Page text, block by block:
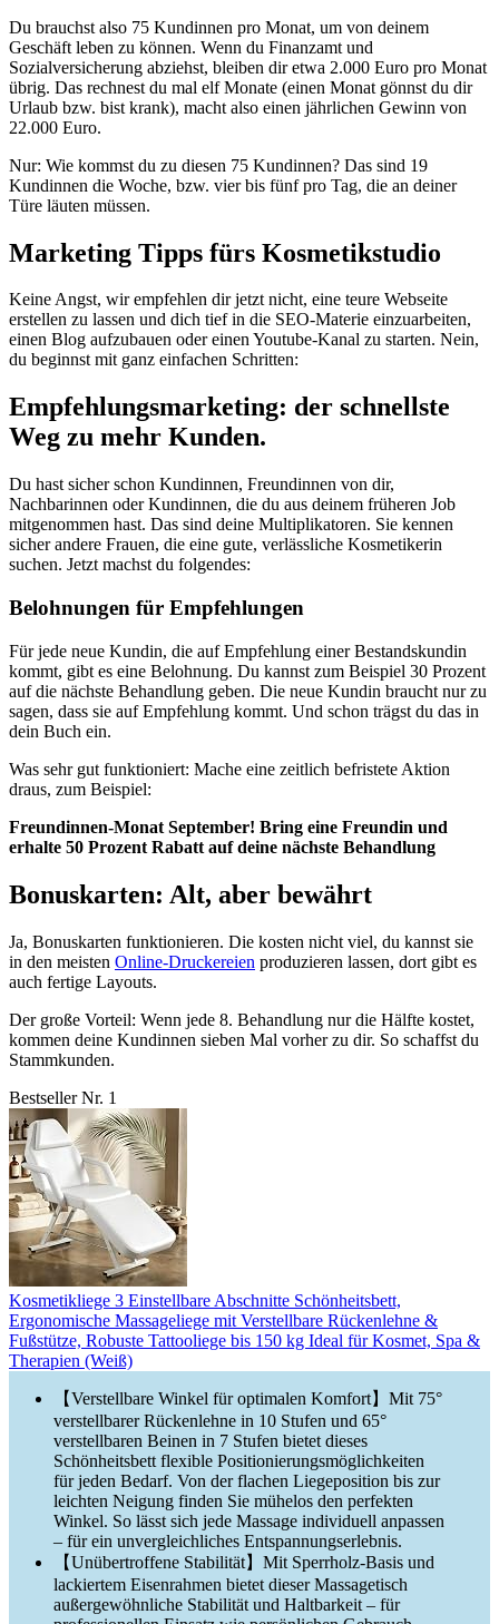
Du brauchst also 75 Kundinnen pro Monat, um von deinem
Geschäft leben zu können. Wenn du Finanzamt und
Sozialversicherung abziehst, bleiben dir etwa 2.000 Euro pro Monat
übrig. Das rechnest du mal elf Monate (einen Monat gönnst du dir
Urlaub bzw. bist krank), macht also einen jährlichen Gewinn von
22.000 Euro.
Nur: Wie kommst du zu diesen 75 Kundinnen? Das sind 19
Kundinnen die Woche, bzw. vier bis fünf pro Tag, die an deiner
Türe läuten müssen.
Marketing Tipps fürs Kosmetikstudio
Keine Angst, wir empfehlen dir jetzt nicht, eine teure Webseite
erstellen zu lassen und dich tief in die SEO-Materie einzuarbeiten,
einen Blog aufzubauen oder einen Youtube-Kanal zu starten. Nein,
du beginnst mit ganz einfachen Schritten:
Empfehlungsmarketing: der schnellste
Weg zu mehr Kunden.
Du hast sicher schon Kundinnen, Freundinnen von dir,
Nachbarinnen oder Kundinnen, die du aus deinem früheren Job
mitgenommen hast. Das sind deine Multiplikatoren. Sie kennen
sicher andere Frauen, die eine gute, verlässliche Kosmetikerin
suchen. Jetzt machst du folgendes:
Belohnungen für Empfehlungen
Für jede neue Kundin, die auf Empfehlung einer Bestandskundin
kommt, gibt es eine Belohnung. Du kannst zum Beispiel 30 Prozent
auf die nächste Behandlung geben. Die neue Kundin braucht nur zu
sagen, dass sie auf Empfehlung kommt. Und schon trägst du das in
dein Buch ein.
Was sehr gut funktioniert: Mache eine zeitlich befristete Aktion
draus, zum Beispiel:
Freundinnen-Monat September! Bring eine Freundin und
erhalte 50 Prozent Rabatt auf deine nächste Behandlung
Bonuskarten: Alt, aber bewährt
Ja, Bonuskarten funktionieren. Die kosten nicht viel, du kannst sie
in den meisten Online-Druckereien produzieren lassen, dort gibt es
auch fertige Layouts.
Der große Vorteil: Wenn jede 8. Behandlung nur die Hälfte kostet,
kommen deine Kundinnen sieben Mal vorher zu dir. So schaffst du
Stammkunden.
Bestseller Nr. 1
Kosmetikliege 3 Einstellbare Abschnitte Schönheitsbett,
Ergonomische Massageliege mit Verstellbare Rückenlehne &
Fußstütze, Robuste Tattooliege bis 150 kg Ideal für Kosmet, Spa &
Therapien (Weiß)
【Verstellbare Winkel für optimalen Komfort】Mit 75°
verstellbarer Rückenlehne in 10 Stufen und 65°
verstellbaren Beinen in 7 Stufen bietet dieses
Schönheitsbett flexible Positionierungsmöglichkeiten
für jeden Bedarf. Von der flachen Liegeposition bis zur
leichten Neigung finden Sie mühelos den perfekten
Winkel. So lässt sich jede Massage individuell anpassen
– für ein unvergleichliches Entspannungserlebnis.
【Unübertroffene Stabilität】Mit Sperrholz-Basis und
lackiertem Eisenrahmen bietet dieser Massagetisch
außergewöhnliche Stabilität und Haltbarkeit – für